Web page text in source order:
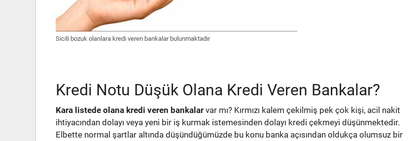
Sicili bozuk olanlara kredi veren bankalar bulunmaktadır
Kredi Notu Düşük Olana Kredi Veren Bankalar?
Kara listede olana kredi veren bankalar var mı? Kırmızı kalem çekilmiş pek çok kişi, acil nakit
ihtiyacından dolayı veya yeni bir iş kurmak istemesinden dolayı kredi çekmeyi düşünmektedir.
Elbette normal şartlar altında düşündüğümüzde bu konu banka açısından oldukça olumsuz bir